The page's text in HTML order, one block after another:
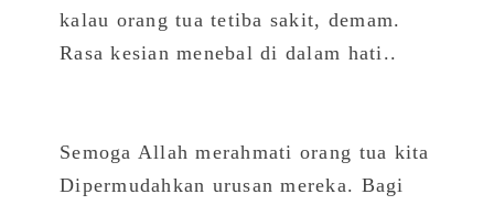
kalau orang tua tetiba sakit, demam.
Rasa kesian menebal di dalam hati..
Semoga Allah merahmati orang tua kita
Dipermudahkan urusan mereka. Bagi